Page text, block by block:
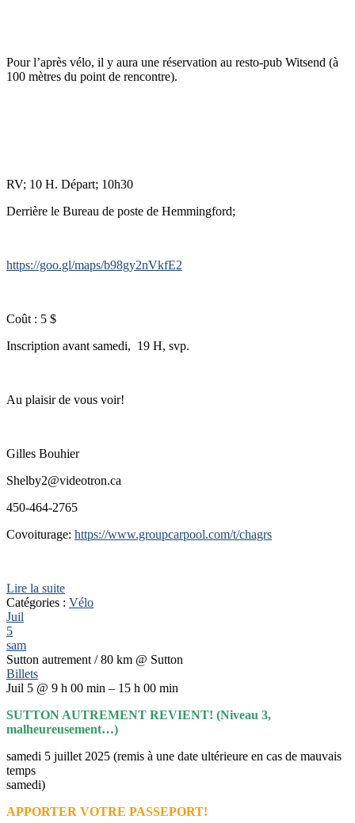
Pour l’après vélo, il y aura une réservation au resto-pub Witsend (à
100 mètres du point de rencontre).
RV; 10 H. Départ; 10h30
Derrière le Bureau de poste de Hemmingford;
https://goo.gl/maps/b98gy2nVkfE2
Coût : 5 $
Inscription avant samedi, 19 H, svp.
Au plaisir de vous voir!
Gilles Bouhier
Shelby2@videotron.ca
450-464-2765
Covoiturage: https://www.groupcarpool.com/t/chagrs
Lire la suite
Catégories : Vélo
Juil
5
sam
Sutton autrement / 80 km @ Sutton
Billets
Juil 5 @ 9 h 00 min – 15 h 00 min
SUTTON AUTREMENT REVIENT! (Niveau 3,
malheureusement…)
samedi 5 juillet 2025 (remis à une date ultérieure en cas de mauvais
temps
samedi)
APPORTER VOTRE PASSEPORT!